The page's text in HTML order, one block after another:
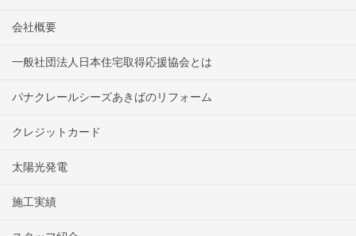
会社概要
一般社団法人日本住宅取得応援協会とは
パナクレールシーズあきばのリフォーム
クレジットカード
太陽光発電
施工実績